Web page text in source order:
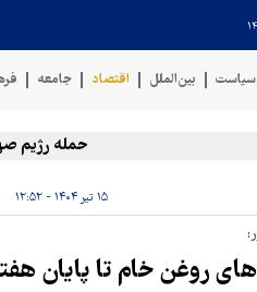
سیاست بین‌الملل اقتصاد جامعه
حمله رژیم
۱۵ تیر ۱۴۰۴ - ۱۲:۵۲
های روغن خام تا پایان